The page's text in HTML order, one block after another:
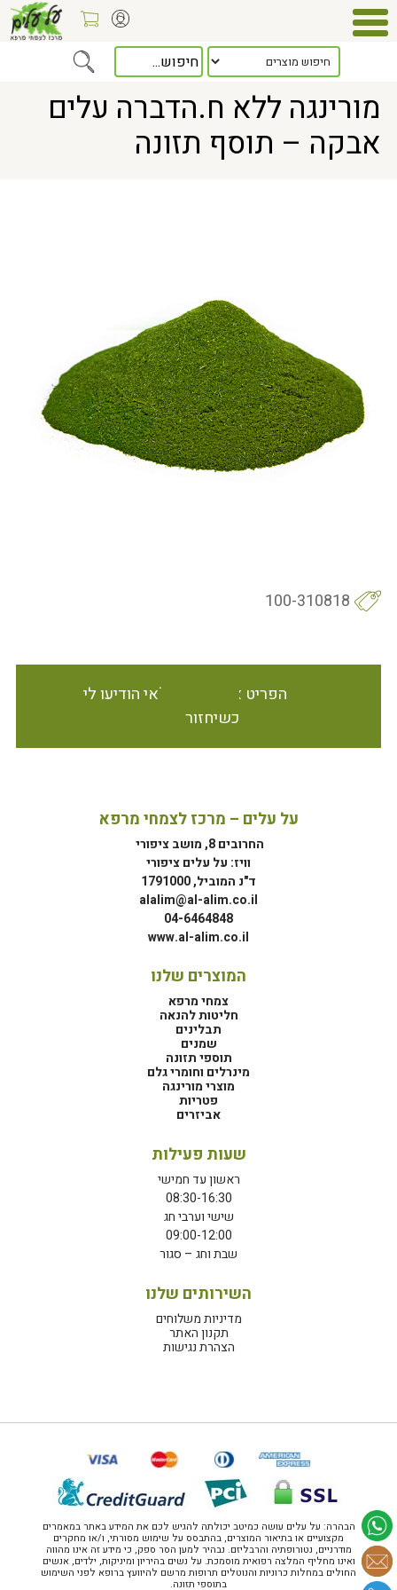
> מורינגה ללא ח.הדברה עלים אבקה – תוסף תזונה
מורינגה ללא ח.הדברה עלים
אבקה – תוסף תזונה
100-310818
הפריט אינו זמין במלאי הודיעו לי
כשיחזור
על עלים – מרכז לצמחי מרפא
החרובים 8, מושב ציפורי
וויז: על עלים ציפורי
ד"נ המוביל, 1791000
alalim@al-alim.co.il
04-6464848
www.al-alim.co.il
המוצרים שלנו
צמחי מרפא
חליטות להנאה
תבלינים
שמנים
תוספי תזונה
מינרלים וחומרי גלם
מוצרי מורינגה
פטריות
אביזרים
שעות פעילות
ראשון עד חמישי
08:30-16:30
שישי וערבי חג
09:00-12:00
שבת וחג – סגור
השירותים שלנו
מדיניות משלוחים
תקנון האתר
הצהרת נגישות
הבהרה: על עלים עושה כמיטב יכולתה להגיש לכם את המידע באתר במאמרים
מקצועיים או בתיאור המוצרים, בהתבסס על שימוש מסורתי, ו/או מחקרים
מודרניים, נטורופתיה והרבליזם. נבהיר למען הסר ספק, כי מידע זה אינו מהווה
ואינו מחליף המלצה רפואית מוסמכת. על נשים בהיריון ומיניקות, ילדים, אנשים
החולים במחלות כרוניות והנוטלים תרופות מרשם להיוועץ ברופא לפני השימוש
בתוספי תזונה.